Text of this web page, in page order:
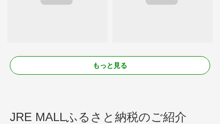
もっと見る
JRE MALLふるさと納税のご紹介